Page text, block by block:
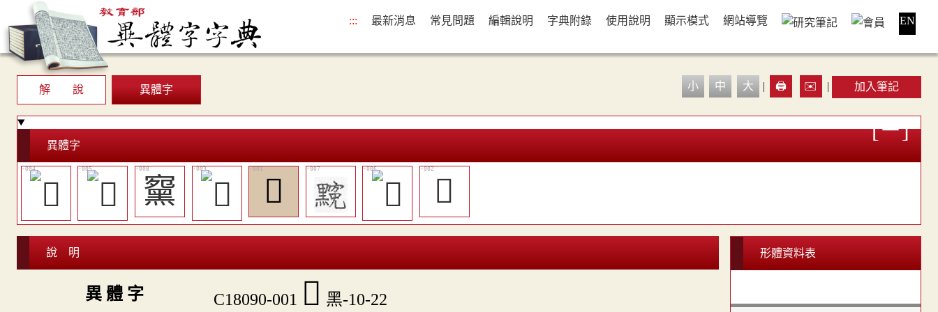
::: 最新消息 常見問題 編輯說明 字典附錄 使用說明 顯示模式 網站導覽 EN
解 說 異體字 小 中 大 | 🖨️ ✉️ | 加入筆記
異體字
䵫 𪑲 𪒣
說 明
異 體 字 C18090-001 𪑲 黑-10-22
形體資料表